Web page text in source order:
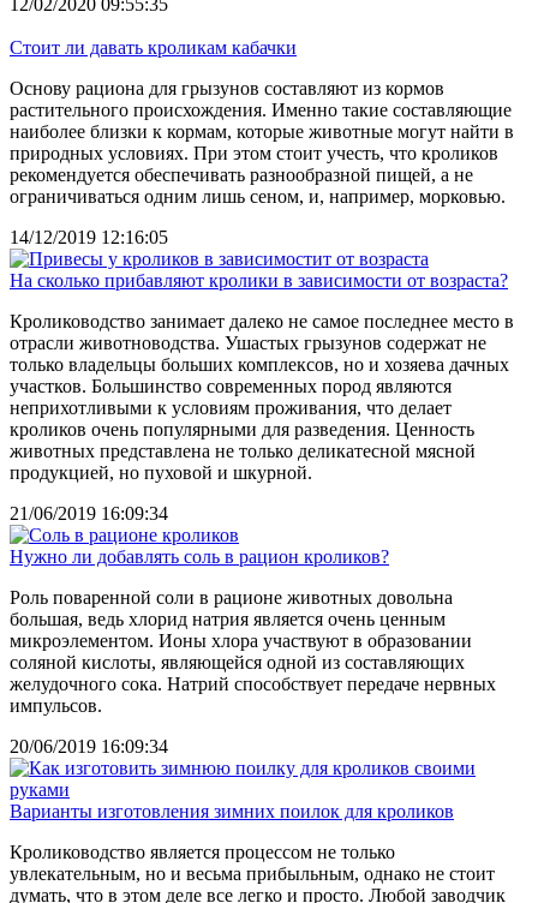
Стоит ли давать кроликам кабачки
Основу рациона для грызунов составляют из кормов
растительного происхождения. Именно такие составляющие
наиболее близки к кормам, которые животные могут найти в
природных условиях. При этом стоит учесть, что кроликов
рекомендуется обеспечивать разнообразной пищей, а не
ограничиваться одним лишь сеном, и, например, морковью.
14/12/2019 12:16:05
На сколько прибавляют кролики в зависимости от возраста?
Кролиководство занимает далеко не самое последнее место в
отрасли животноводства. Ушастых грызунов содержат не
только владельцы больших комплексов, но и хозяева дачных
участков. Большинство современных пород являются
неприхотливыми к условиям проживания, что делает
кроликов очень популярными для разведения. Ценность
животных представлена не только деликатесной мясной
продукцией, но пуховой и шкурной.
21/06/2019 16:09:34
Нужно ли добавлять соль в рацион кроликов?
Роль поваренной соли в рационе животных довольна
большая, ведь хлорид натрия является очень ценным
микроэлементом. Ионы хлора участвуют в образовании
соляной кислоты, являющейся одной из составляющих
желудочного сока. Натрий способствует передаче нервных
импульсов.
20/06/2019 16:09:34
Варианты изготовления зимних поилок для кроликов
Кролиководство является процессом не только
увлекательным, но и весьма прибыльным, однако не стоит
думать, что в этом деле все легко и просто. Любой заводчик